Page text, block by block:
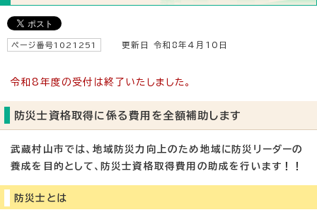
ページ番号1021251 更新日 令和8年4月10日
令和8年度の受付は終了いたしました。
防災士資格取得に係る費用を全額補助します
武蔵村山市では、地域防災力向上のため地域に防災リーダーの
養成を目的として、防災士資格取得費用の助成を行います！！
防災士とは